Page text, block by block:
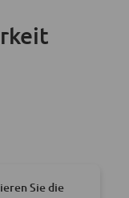
Sie die